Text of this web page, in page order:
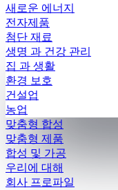
새로운 에너지
전자제품
첨단 재료
생명 과 건강 관리
집 과 생활
환경 보호
건설업
농업
맞춤형 합성
맞춤형 제품
합성 및 가공
우리에 대해
회사 프로파일